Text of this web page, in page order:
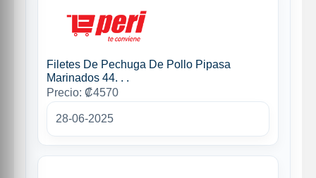
Filetes De Pechuga De Pollo Pipasa
Marinados 44. . .
Precio: ₡4570
28-06-2025